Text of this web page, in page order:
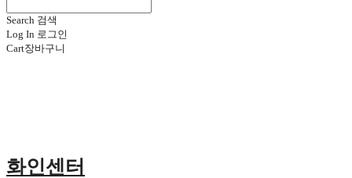
Search 검색
Log In 로그인
Cart장바구니
화인센터